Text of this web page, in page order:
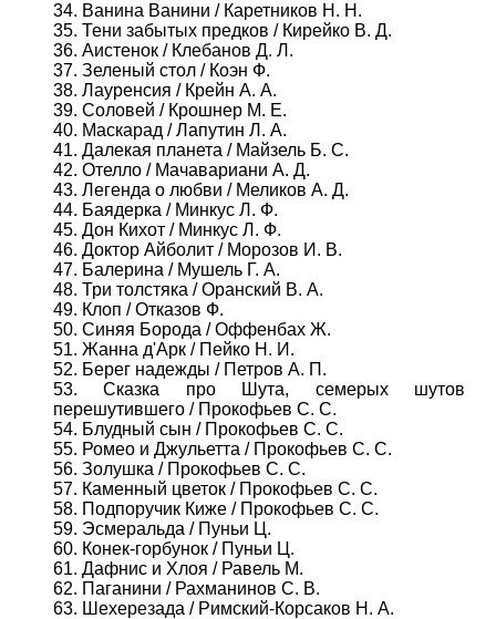
34. Ванина Ванини / Каретников Н. Н.
35. Тени забытых предков / Кирейко В. Д.
36. Аистенок / Клебанов Д. Л.
37. Зеленый стол / Коэн Ф.
38. Лауренсия / Крейн А. А.
39. Соловей / Крошнер М. Е.
40. Маскарад / Лапутин Л. А.
41. Далекая планета / Майзель Б. С.
42. Отелло / Мачавариани А. Д.
43. Легенда о любви / Меликов А. Д.
44. Баядерка / Минкус Л. Ф.
45. Дон Кихот / Минкус Л. Ф.
46. Доктор Айболит / Морозов И. В.
47. Балерина / Мушель Г. А.
48. Три толстяка / Оранский В. А.
49. Клоп / Отказов Ф.
50. Синяя Борода / Оффенбах Ж.
51. Жанна д'Арк / Пейко Н. И.
52. Берег надежды / Петров А. П.
53. Сказка про Шута, семерых шутов
перешутившего / Прокофьев С. С.
54. Блудный сын / Прокофьев С. С.
55. Ромео и Джульетта / Прокофьев С. С.
56. Золушка / Прокофьев С. С.
57. Каменный цветок / Прокофьев С. С.
58. Подпоручик Киже / Прокофьев С. С.
59. Эсмеральда / Пуньи Ц.
60. Конек-горбунок / Пуньи Ц.
61. Дафнис и Хлоя / Равель М.
62. Паганини / Рахманинов С. В.
63. Шехерезада / Римский-Корсаков Н. А.